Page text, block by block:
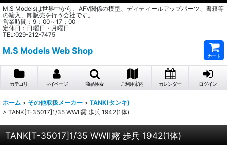
M.S Modelsは世界中から、AFV関係の模型、ディティールアップパーツ、書籍等
の輸入、卸販売を行う会社です。
営業時間：9：00～17：00
定休日：日曜日・月曜日
TEL:029-212-7475
M.S Models Web Shop
カート
カテゴリ マイページ 商品検索 ご利用案内 カレンダー ログイン
ホーム > その他取扱メーカー > TANK(タンキ)
> TANK[T-35017]1/35 WWII露 歩兵 1942(1体)
TANK[T-35017]1/35 WWII露 歩兵 1942(1体)